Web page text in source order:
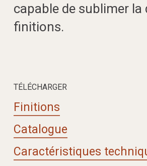
capable de sublimer la
finitions.
TÉLÉCHARGER
Finitions
Catalogue
Caractéristiques